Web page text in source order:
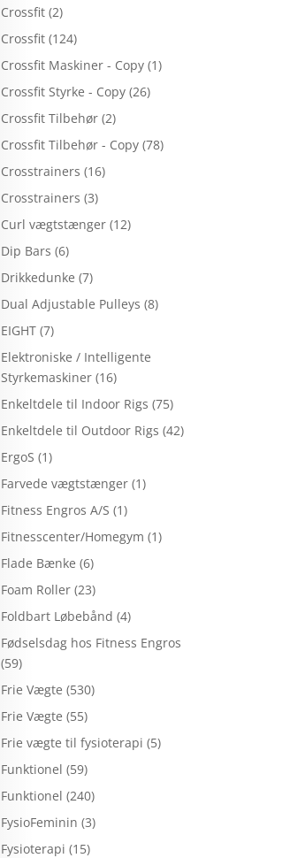
Crossfit (2)
Crossfit (124)
Crossfit Maskiner - Copy (1)
Crossfit Styrke - Copy (26)
Crossfit Tilbehør (2)
Crossfit Tilbehør - Copy (78)
Crosstrainers (16)
Crosstrainers (3)
Curl vægtstænger (12)
Dip Bars (6)
Drikkedunke (7)
Dual Adjustable Pulleys (8)
EIGHT (7)
Elektroniske / Intelligente
Styrkemaskiner (16)
Enkeltdele til Indoor Rigs (75)
Enkeltdele til Outdoor Rigs (42)
ErgoS (1)
Farvede vægtstænger (1)
Fitness Engros A/S (1)
Fitnesscenter/Homegym (1)
Flade Bænke (6)
Foam Roller (23)
Foldbart Løbebånd (4)
Fødselsdag hos Fitness Engros
(59)
Frie Vægte (530)
Frie Vægte (55)
Frie vægte til fysioterapi (5)
Funktionel (59)
Funktionel (240)
FysioFeminin (3)
Fysioterapi (15)